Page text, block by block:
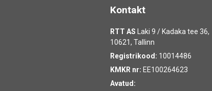
Kontakt
RTT AS Laki 9 / Kadaka tee 36,
10621, Tallinn
Registrikood: 10014486
KMKR nr: EE100264623
Avatud: